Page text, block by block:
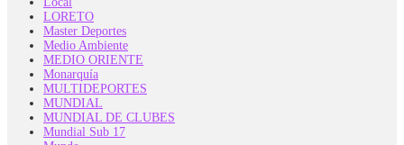
LORETO
Master Deportes
Medio Ambiente
MEDIO ORIENTE
Monarquía
MULTIDEPORTES
MUNDIAL
MUNDIAL DE CLUBES
Mundial Sub 17